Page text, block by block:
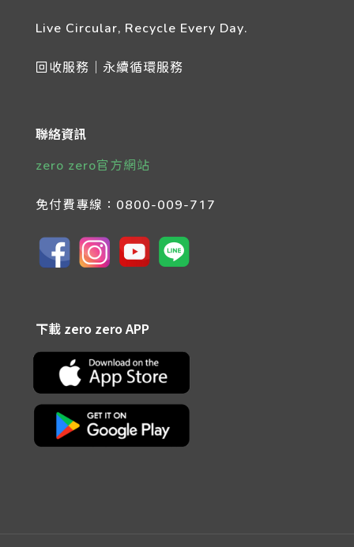
Live Circular, Recycle Every Day.
回收服務｜永續循環服務
聯絡資訊
zero zero官方網站
免付費專線： 0800-009-717
下載 zero zero APP